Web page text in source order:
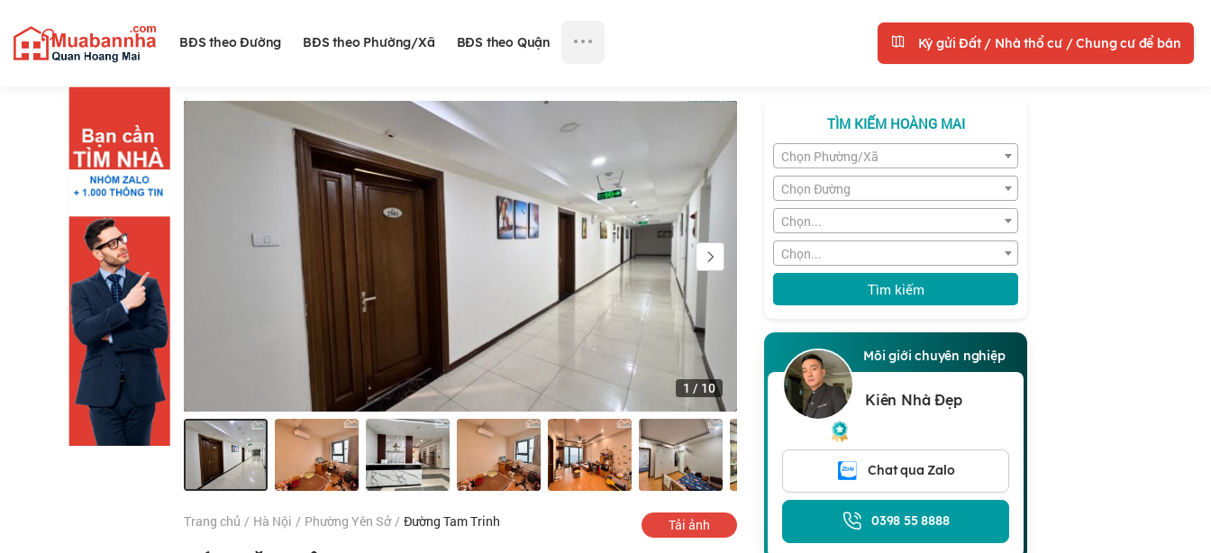
Ký gửi Đất / Nhà thổ cư / Chung cư để bán
BĐS theo Đường BĐS theo Phường/Xã BĐS theo Quận
1 / 10
Trang chủ / Hà Nội / Phường Yên Sở / Đường Tam Trinh Tải ảnh
TÌM KIẾM HOÀNG MAI
Chọn Phường/Xã
Chọn Đường
Chọn...
Chọn...
Tìm kiếm
Môi giới chuyên nghiệp
Kiên Nhà Đẹp
Chat qua Zalo
0398 55 8888